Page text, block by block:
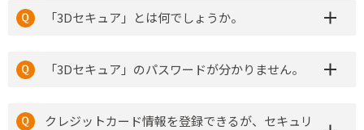
「3Dセキュア」とは何でしょうか。
「3Dセキュア」のパスワードが分かりません。
クレジットカード情報を登録できるが、セキュリ